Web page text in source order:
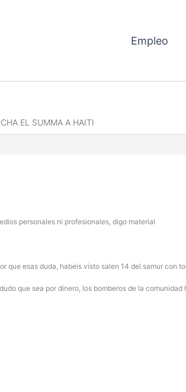
Empleo
EL SUMMA A HAITI
personales ni profesionales, digo material
esas duda, habeis visto salen 14 del samur con
que sea por dinero, los bomberos de la